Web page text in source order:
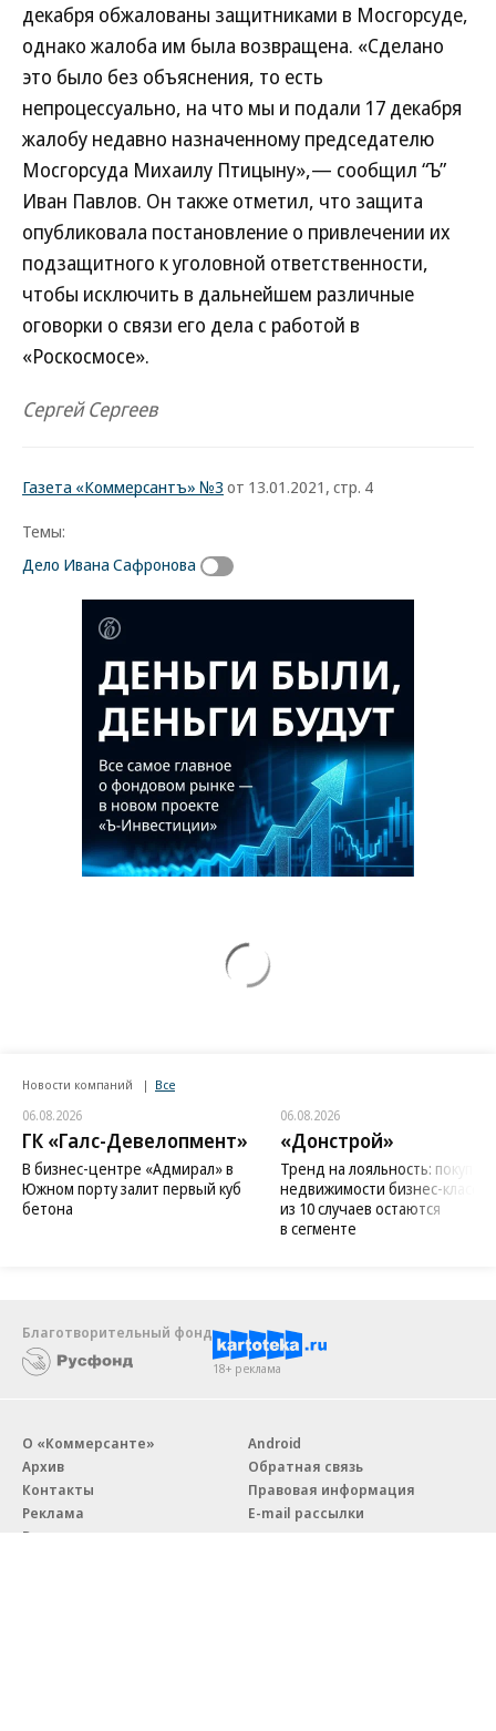
декабря обжалованы защитниками в Мосгорсуде,
однако жалоба им была возвращена. «Сделано
это было без объяснения, то есть
непроцессуально, на что мы и подали 17 декабря
жалобу недавно назначенному председателю
Мосгорсуда Михаилу Птицыну»,— сообщил “Ъ”
Иван Павлов. Он также отметил, что защита
опубликовала постановление о привлечении их
подзащитного к уголовной ответственности,
чтобы исключить в дальнейшем различные
оговорки о связи его дела с работой в
«Роскосмосе».
Сергей Сергеев
Газета «Коммерсантъ» №3 от 13.01.2021, стр. 4
Темы:
Дело Ивана Сафронова
Новости компаний Все
06.08.2026
ГК «Галс-Девелопмент»
В бизнес-центре «Адмирал» в
Южном порту залит первый куб
бетона
06.08.2026
«Донстрой»
Тренд на лояльность:
недвижимости бизнес-класса
из 10 случаев остаются
в сегменте
Благотворительный фонд
18+ реклама
О «Коммерсанте»
Архив
Контакты
Реклама
Вакансии
Android
Обратная связь
Правовая информация
E-mail рассылки